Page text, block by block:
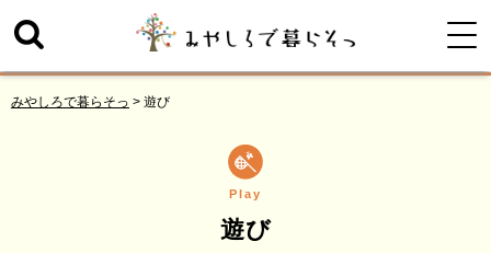
みやしろで暮らそっ > 遊び
Play
遊び